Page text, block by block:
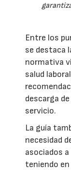
Entre los
se destaca
normativa
salud
descarga
servicio.
La guía
necesidad
asociados
teniendo